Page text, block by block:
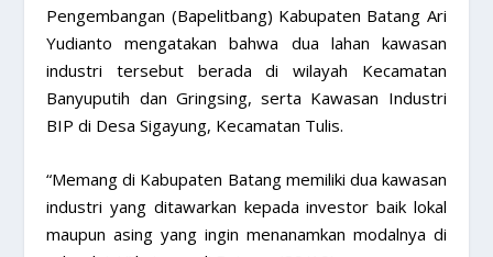
Pengembangan (Bapelitbang) Kabupaten Batang Ari
Yudianto mengatakan bahwa dua lahan kawasan
industri tersebut berada di wilayah Kecamatan
Banyuputih dan Gringsing, serta Kawasan Industri
BIP di Desa Sigayung, Kecamatan Tulis.
“Memang di Kabupaten Batang memiliki dua kawasan
industri yang ditawarkan kepada investor baik lokal
maupun asing yang ingin menanamkan modalnya di